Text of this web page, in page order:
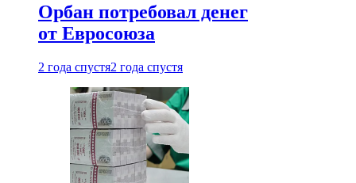
Орбан потребовал денег
от Евросоюза
2 года спустя2 года спустя